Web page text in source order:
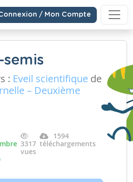
/ Mon Compte
semis
: Eveil scientifique de
– Deuxième
3317
vues
1594
téléchargements